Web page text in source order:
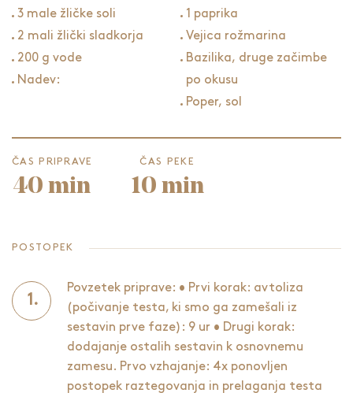
3 male žličke soli
2 mali žlički sladkorja
200 g vode
Nadev:
1 paprika
Vejica rožmarina
Bazilika, druge začimbe
po okusu
Poper, sol
ČAS PRIPRAVE
40 min
ČAS PEKE
10 min
POSTOPEK
Povzetek priprave: • Prvi korak: avtoliza
(počivanje testa, ki smo ga zamešali iz
sestavin prve faze): 9 ur • Drugi korak:
dodajanje ostalih sestavin k osnovnemu
zamesu. Prvo vzhajanje: 4x ponovljen
postopek raztegovanja in prelaganja testa